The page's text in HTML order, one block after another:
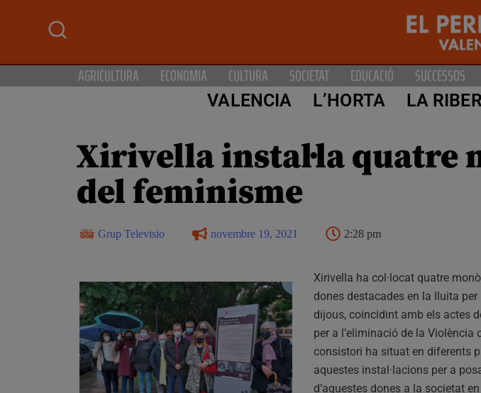
AGRICULTURA ECONOMIA CULTURA SOCIETAT EDUCACIÓ SUCCESSOS
VALENCIA L’HORTA LA
Xirivella instal·la
del feminisme
Grup Televisio novembre 19, 2021 2:28 pm
Xirivella ha col·locat quatre
dones destacades en la lluita
dijous, coincidint amb els actes
per a l’eliminació de la Violència
consistori ha situat en diferents
aquestes instal·lacions per a
d’aquestes dones a la societat